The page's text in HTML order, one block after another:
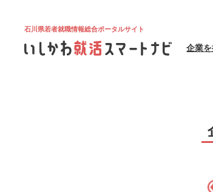
石川県若者就職情報総合ポータルサイト
企業